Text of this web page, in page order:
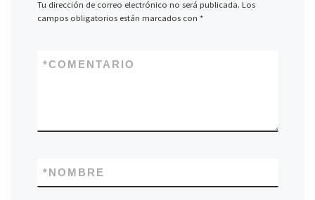
Tu dirección de correo electrónico no será publicada. Los
campos obligatorios están marcados con *
COMENTARIO
*
NOMBRE
*